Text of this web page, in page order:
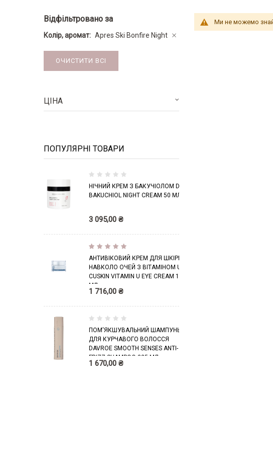
Ми не можемо
Відфільтровано за
Колір, аромат Apres Ski Bonfire Night
ОЧИСТИТИ ВСІ
ЦІНА
ПОПУЛЯРНІ ТОВАРИ
0
%
НІЧНИЙ КРЕМ З БАКУЧІОЛОМ DCL
BAKUCHIOL NIGHT CREAM 50 МЛ
3 095,00 ₴
Рейтин
г:
100%
АНТИВІКОВИЙ КРЕМ ДЛЯ ШКІРИ
НАВКОЛО ОЧЕЙ З ВІТАМІНОМ U
CUSKIN VITAMIN U EYE CREAM 16
МЛ
1 716,00 ₴
0
%
ПОМ'ЯКШУВАЛЬНИЙ ШАМПУНЬ
ДЛЯ КУРЧАВОГО ВОЛОССЯ
DAVROE SMOOTH SENSES ANTI-
FRIZZ SHAMPOO 325 МЛ
1 670,00 ₴